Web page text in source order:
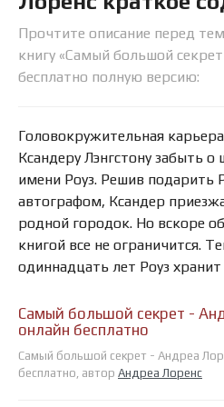
Прочтите описание перед
книгу «Самый большой
бесплатно полную версию:
Головокружительная
Ксандеру Лэнгстону забыть
имени Роуз. Решив подарить
автографом, Ксандер
родной городок. Но вскоре
книгой все не ограничится.
одиннадцать лет Роуз хранит
Самый большой секрет -
онлайн бесплатно
Самый большой секрет - Андреа
бесплатно, автор Андреа Лоренс